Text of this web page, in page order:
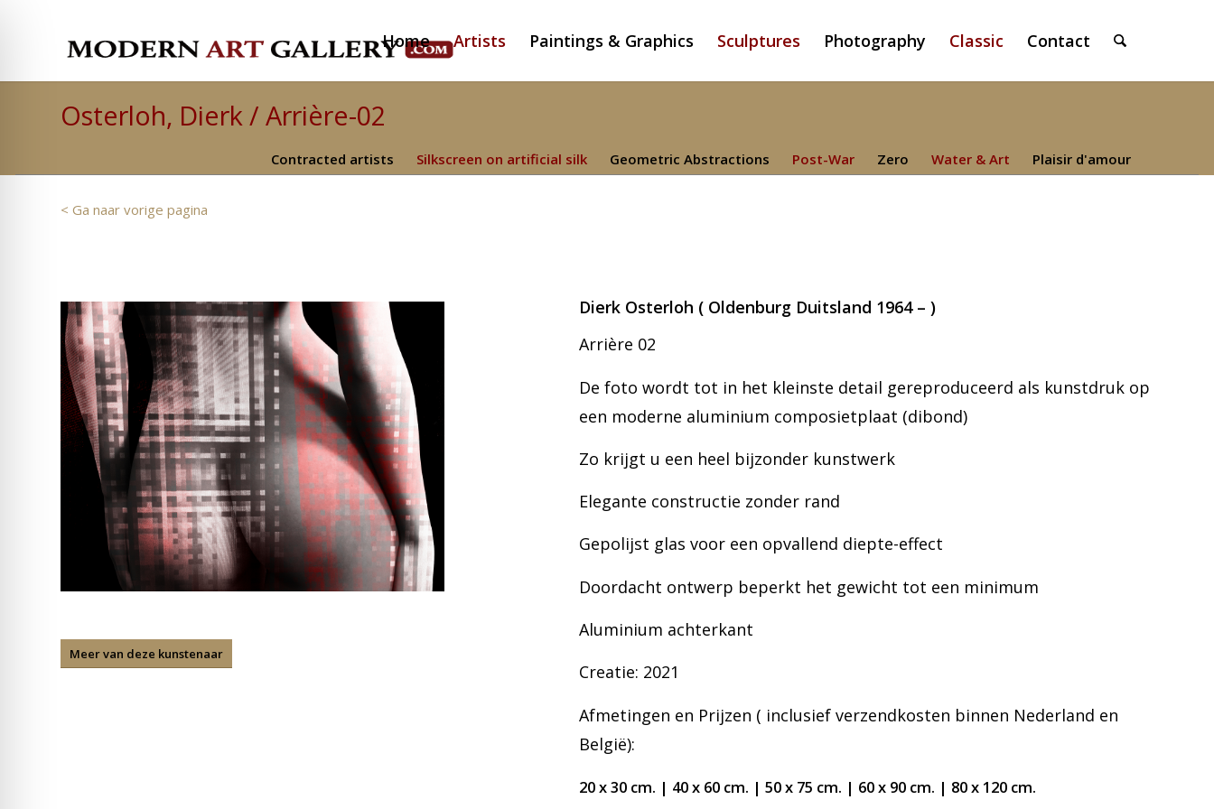
Home Artists Paintings & Graphics Sculptures Photography Classic Contact
Osterloh, Dierk / Arrière-02
Contracted artists Silkscreen on artificial silk Geometric Abstractions Post-War Zero Water & Art Plaisir d'amour
< Ga naar vorige pagina
Meer van deze kunstenaar
Dierk Osterloh ( Oldenburg Duitsland 1964 – )
Arrière 02
De foto wordt tot in het kleinste detail gereproduceerd als kunstdruk op
een moderne aluminium composietplaat (dibond)
Zo krijgt u een heel bijzonder kunstwerk
Elegante constructie zonder rand
Gepolijst glas voor een opvallend diepte-effect
Doordacht ontwerp beperkt het gewicht tot een minimum
Aluminium achterkant
Creatie: 2021
Afmetingen en Prijzen ( inclusief verzendkosten binnen Nederland en
België):
20 x 30 cm. | 40 x 60 cm. | 50 x 75 cm. | 60 x 90 cm. | 80 x 120 cm.